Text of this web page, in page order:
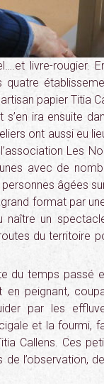
livre-rougier.
papier Titia
ira ensuite
ont aussi eu
Les
avec de
âgées
format par
un
du territoire
du temps passé
peignant,
par les
et la fourmi,
Callens. Ces
l’observation,